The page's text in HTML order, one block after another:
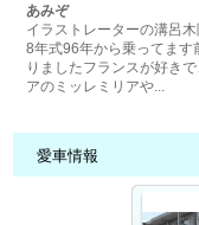
あみぞ
イラストレーターの溝呂
8年式96年から乗ってま
りましたフランスが好き
アのミッレミリアや...
愛車情報